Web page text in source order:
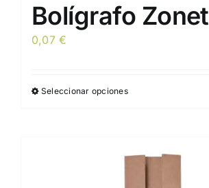
Bolígrafo Zonet
0,07€
Seleccionar opcionesEste
variantes.